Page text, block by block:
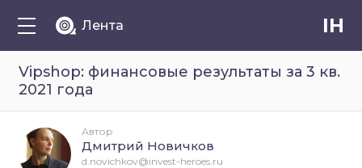
Лента IH
Vipshop: финансовые результаты за 3 кв.
2021 года
Автор
Дмитрий Новичков
d.novichkov@invest-heroes.ru